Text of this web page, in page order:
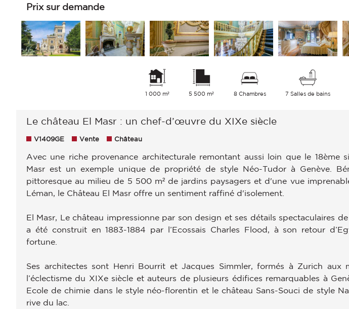
Prix sur demande
1 000 m² 5 500 m² 8 Chambres 7 Salles de bains
Le château El Masr : un chef-d’œuvre du XIXe siècle
V1409GE Vente Château
Avec une riche provenance architecturale remontant aussi loin que le 18ème
Masr est un exemple unique de propriété de style Néo-Tudor à Genève.
pittoresque au milieu de 5 500 m² de jardins paysagers et d'une vue
Léman, le Château El Masr offre un sentiment raffiné d'isolement.
El Masr, Le château impressionne par son design et ses détails spectaculaires de
a été construit en 1883-1884 par l’Ecossais Charles Flood, à son retour
fortune.
Ses architectes sont Henri Bourrit et Jacques Simmler, formés à Zurich aux
l’éclectisme du XIXe siècle et auteurs de plusieurs édifices remarquables à
Ecole de chimie dans le style néo-florentin et le château Sans-Souci de style
rive du lac.